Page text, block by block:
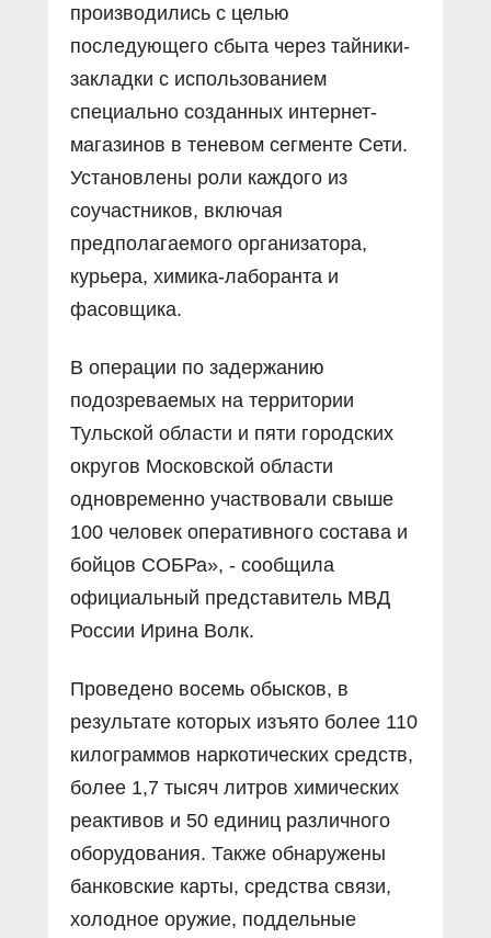
производились с целью
последующего сбыта через тайники-
закладки с использованием
специально созданных интернет-
магазинов в теневом сегменте Сети.
Установлены роли каждого из
соучастников, включая
предполагаемого организатора,
курьера, химика-лаборанта и
фасовщика.
В операции по задержанию
подозреваемых на территории
Тульской области и пяти городских
округов Московской области
одновременно участвовали свыше
100 человек оперативного состава и
бойцов СОБРа», - сообщила
официальный представитель МВД
России Ирина Волк.
Проведено восемь обысков, в
результате которых изъято более 110
килограммов наркотических средств,
более 1,7 тысяч литров химических
реактивов и 50 единиц различного
оборудования. Также обнаружены
банковские карты, средства связи,
холодное оружие, поддельные